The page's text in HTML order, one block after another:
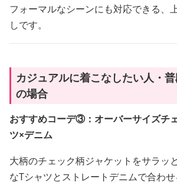
フォーマルなシーンにも対応できる、
しです。
カジュアルに着こなしたい人・
の場合
おすすめコーデ③：オーバーサイズチ
ツ×デニム
大柄のチェック柄ジャケットをサラッ
なTシャツとストレートデニムで合わ